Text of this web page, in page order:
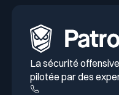
La sécurité
pilotée par des